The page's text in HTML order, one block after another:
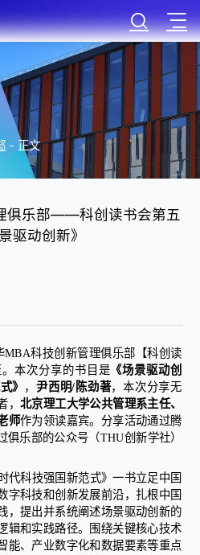
- 正文
俱乐部——科创读书会第五
驱动创新》
MBA科技创新管理俱乐部【科创读
本次分享的书目是 《场景驱动创
》 ， 尹西明/陈劲著，本次分享无
，北京理工大学公共管理系主任、
师作为领读嘉宾。分享活动通过腾
乐部的公众号（THU创新学社）
代科技强国新范式》一书立足中国
字科技和创新发展前沿，扎根中国
，提出并系统阐述场景驱动创新的
辑和实践路径。围绕关键核心技术
能、产业数字化和数据要素等重点